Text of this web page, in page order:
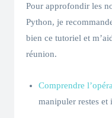
Pour approfondir les
Python, je
bien ce tutoriel et
réunion.
Comprendre
manipuler restes et